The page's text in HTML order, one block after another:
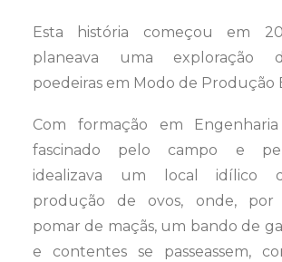
Esta história começou em
planeava uma exploração
poedeiras em Modo de Produção
Com formação em Engenharia
fascinado pelo campo e
idealizava um local idílico
produção de ovos, onde, por
pomar de maçãs, um bando de
e contentes se passeassem,